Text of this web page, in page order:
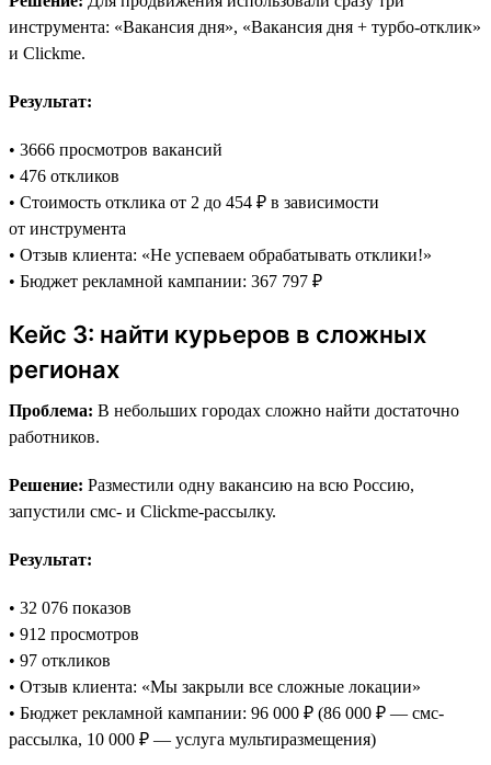
инструмента: «Вакансия дня», «Вакансия дня + турбо-отклик»
и Clickme.
Результат:
• 3666 просмотров вакансий
• 476 откликов
• Стоимость отклика от 2 до 454 ₽ в зависимости
от инструмента
• Отзыв клиента: «Не успеваем обрабатывать отклики!»
• Бюджет рекламной кампании: 367 797 ₽
Кейс 3: найти курьеров в сложных
регионах
Проблема: В небольших городах сложно найти достаточно
работников.
Решение: Разместили одну вакансию на всю Россию,
запустили смс- и Clickme-рассылку.
Результат:
• 32 076 показов
• 912 просмотров
• 97 откликов
• Отзыв клиента: «Мы закрыли все сложные локации»
• Бюджет рекламной кампании: 96 000 ₽ (86 000 ₽ — смс-
рассылка, 10 000 ₽ — услуга мультиразмещения)